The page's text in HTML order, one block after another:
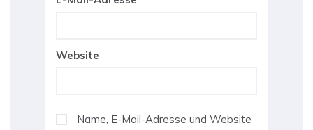
Website
Name, E-Mail-Adresse und Website